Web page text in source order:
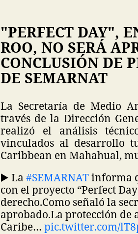
"PERFECT DAY",
ROO, NO SERÁ
CONCLUSIÓN DE
DE SEMARNAT
La Secretaría de Medio
través de la Dirección
realizó el análisis
vinculados al desarrollo
Caribbean en Mahahual,
▶️ La #SEMARNATinforma
con el proyecto “Perfect
derecho.Como señaló la
aprobado.La protección de
Caribe… pic.twitter.com/